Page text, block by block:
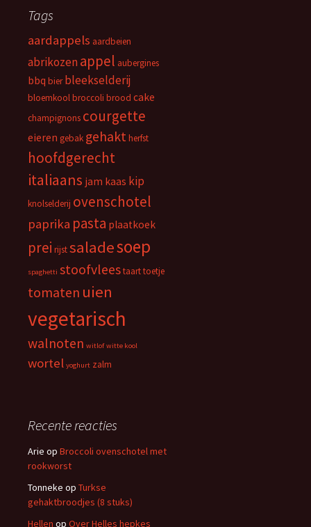
Tags
aardappels aardbeien
abrikozenappel aubergines
bbq bier bleekselderij
bloemkoolbroccoli brood cake
champignons courgette
eieren gebak gehaktherfst
hoofdgerecht
italiaans jam kaas kip
knolselderij ovenschotel
paprika pasta plaatkoek
prei rijstsaladesoep
spaghetti stoofvleestaarttoetje
tomaten uien
vegetarisch
walnoten witlof witte kool
wortel yoghurt zalm
Recente reacties
Arie op Broccoli ovenschotel met
rookworst
Tonneke op Turkse
gehaktbroodjes (8 stuks)
Hellen op Over Helles hepkes